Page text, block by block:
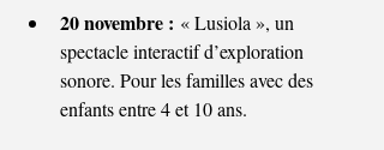
20 novembre : « Lusiola », un
spectacle interactif d’exploration
sonore. Pour les familles avec des
enfants entre 4 et 10 ans.